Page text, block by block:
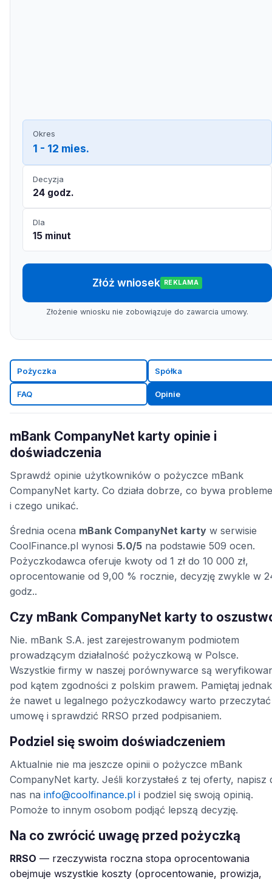
Okres
1 - 12 mies.
Decyzja
24 godz.
Dla
15 minut
Złóż wniosek REKLAMA
Złożenie wniosku nie zobowiązuje do zawarcia umowy.
Pożyczka Spółka
FAQ Opinie
mBank CompanyNet karty opinie i
doświadczenia
Sprawdź opinie użytkowników o pożyczce mBank
CompanyNet karty. Co działa dobrze, co bywa
i czego unikać.
Średnia ocena mBank CompanyNet karty w serwisie
CoolFinance.pl wynosi 5.0/5 na podstawie 509 ocen.
Pożyczkodawca oferuje kwoty od 1 zł do 10 000 zł,
oprocentowanie od 9,00 % rocznie, decyzję zwykle w
godz..
Czy mBank CompanyNet karty to
Nie. mBank S.A. jest zarejestrowanym podmiotem
prowadzącym działalność pożyczkową w Polsce.
Wszystkie firmy w naszej porównywarce są
pod kątem zgodności z polskim prawem. Pamiętaj
że nawet u legalnego pożyczkodawcy warto przeczytać
umowę i sprawdzić RRSO przed podpisaniem.
Podziel się swoim doświadczeniem
Aktualnie nie ma jeszcze opinii o pożyczce mBank
CompanyNet karty. Jeśli korzystałeś z tej oferty, napisz
nas na info@coolfinance.pl i podziel się swoją opinią.
Pomoże to innym osobom podjąć lepszą decyzję.
Na co zwrócić uwagę przed pożyczką
RRSO — rzeczywista roczna stopa oprocentowania
obejmuje wszystkie koszty (oprocentowanie, prowizja,